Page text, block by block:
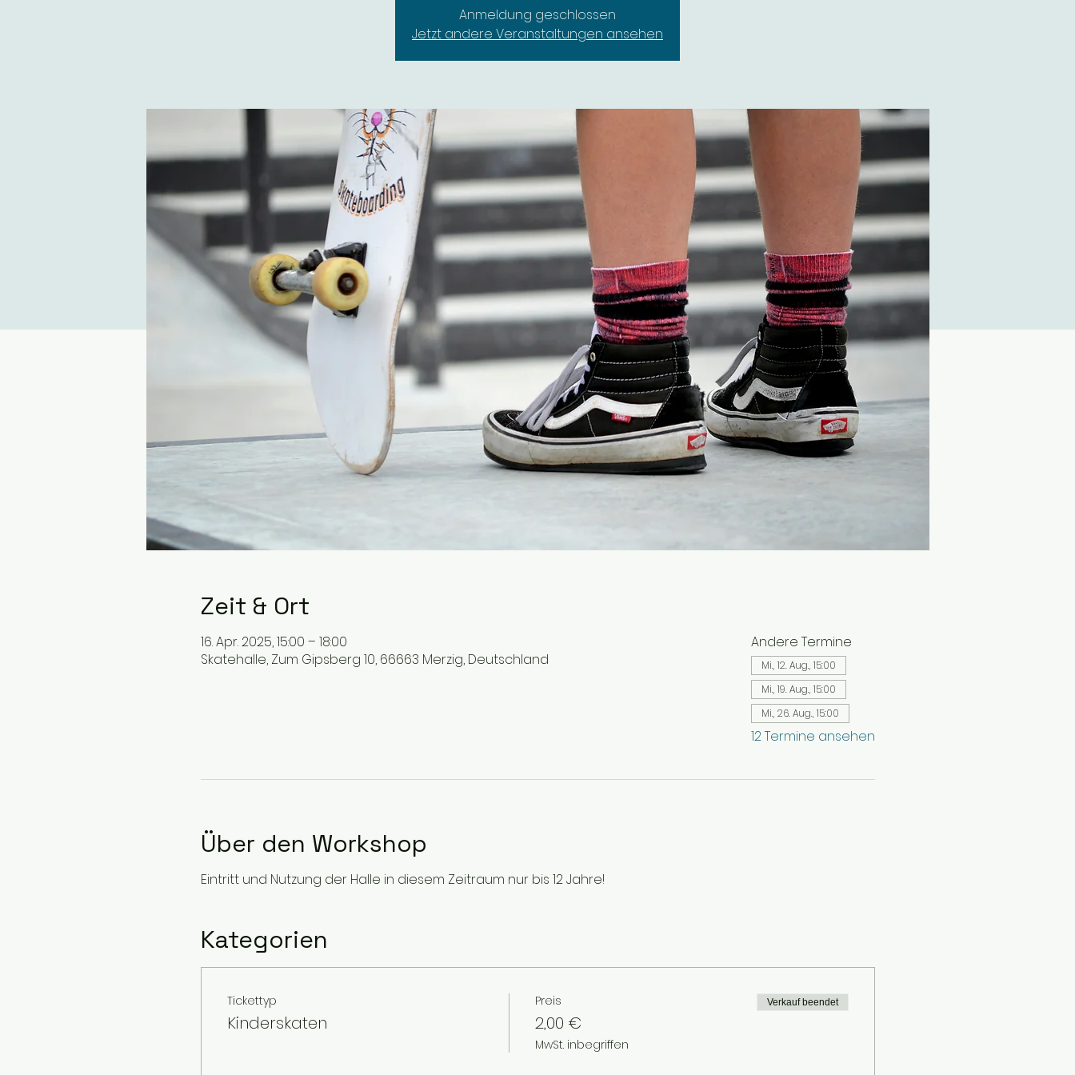
Anmeldung geschlossen
Jetzt andere Veranstaltungen ansehen
Zeit & Ort
16. Apr. 2025, 15:00 – 18:00
Skatehalle, Zum Gipsberg 10, 66663 Merzig, Deutschland
Andere Termine
Mi., 12. Aug., 15:00
Mi., 19. Aug., 15:00
Mi., 26. Aug., 15:00
12 Termine ansehen
Über den Workshop
Eintritt und Nutzung der Halle in diesem Zeitraum nur bis 12 Jahre!
Kategorien
Tickettyp
Kinderskaten
Preis
2,00 €
MwSt. inbegriffen
Verkauf beendet